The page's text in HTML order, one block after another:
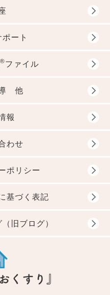
ート
®ファイル
他
報
わせ
ポリシー
基づく表記
旧ブログ）